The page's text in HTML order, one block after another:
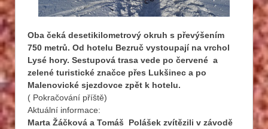
Oba čeká desetikilometrový okruh s převýšením
750 metrů. Od hotelu Bezruč vystoupají na vrchol
Lysé hory. Sestupová trasa vede po červené a
zelené turistické značce přes Lukšinec a po
Malenovické sjezdovce zpět k hotelu.
( Pokračování příště)
Aktuální informace:
Marta Žáčková a Tomáš Polášek zvítězili v závodě